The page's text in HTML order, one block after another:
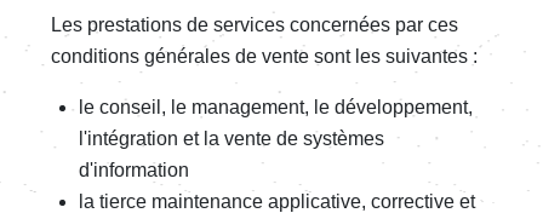
Les prestations de services concernées par ces
conditions générales de vente sont les suivantes :
le conseil, le management, le développement,
l'intégration et la vente de systèmes
d'information
la tierce maintenance applicative, corrective et